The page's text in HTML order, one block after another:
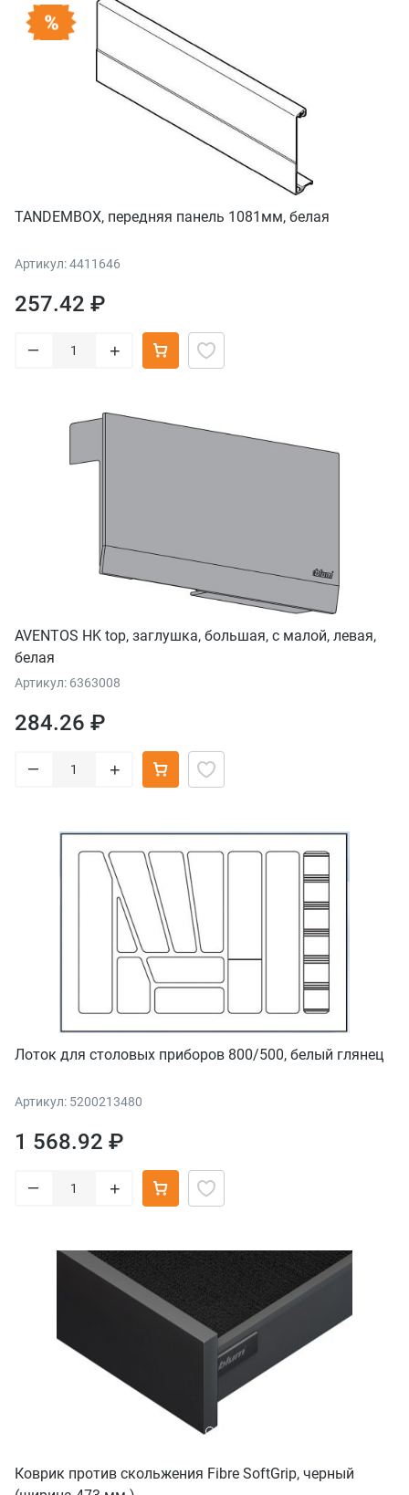
TANDEMBOX, передняя панель 1081мм, белая
Артикул: 4411646
257.42 ₽
– +
AVENTOS HK top, заглушка, большая, с малой, левая,
белая
Артикул: 6363008
284.26 ₽
– +
Лоток для столовых приборов 800/500, белый глянец
Артикул: 5200213480
1 568.92 ₽
– +
Коврик против скольжения Fibre SoftGrip, черный